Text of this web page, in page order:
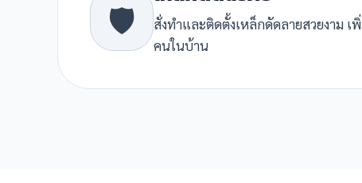
🛡️
สั่งทำและติดตั้งเหล็กดัดลายสวยงาม
คนในบ้าน